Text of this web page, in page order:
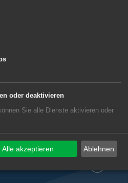
Unterrombach 1899 e. V.
oder deaktivieren
Sie alle Dienste aktivieren oder
Ablehnen
Alle akzeptieren